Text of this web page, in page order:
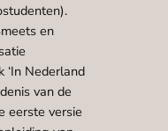
en
‘In Nederland
van de
eerste versie